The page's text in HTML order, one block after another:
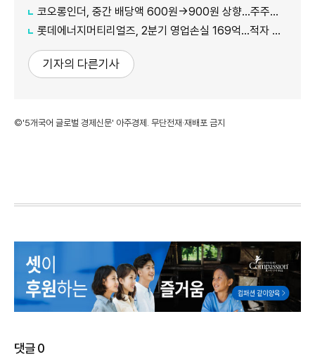
코오롱인더, 중간 배당액 600원→900원 상향...주주가치 제고 차원
롯데에너지머티리얼즈, 2분기 영업손실 169억...적자 지속
기자의 다른기사
©'5개국어 글로벌 경제신문' 아주경제. 무단전재·재배포 금지
댓글0